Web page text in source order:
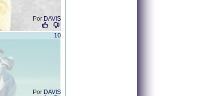
Por DAVIS
10
Por DAVIS